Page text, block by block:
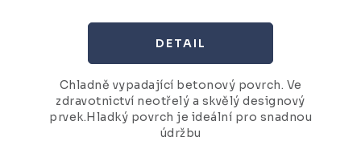
Chladně vypadající betonový povrch. Ve
zdravotnictví neotřelý a skvělý designový
prvek.Hladký povrch je ideální pro snadnou
údržbu